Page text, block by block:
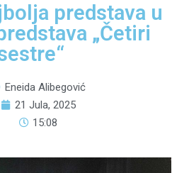
predstava u
„Četiri
Eneida Alibegović
21 Jula, 2025
15:08